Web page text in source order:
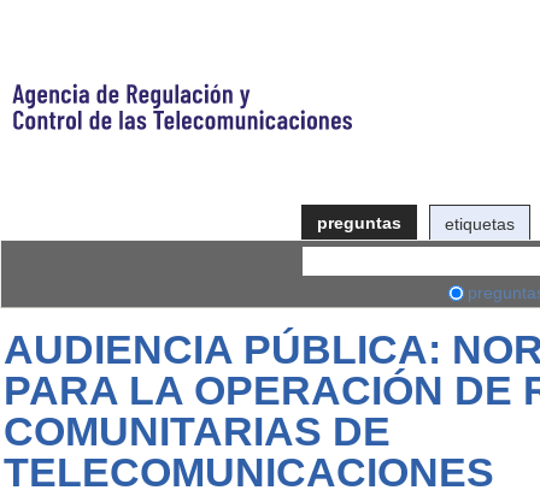
preguntas etiquetas
AUDIENCIA PÚBLICA:
PARA LA OPERACIÓN DE
COMUNITARIAS DE
TELECOMUNICACIONES